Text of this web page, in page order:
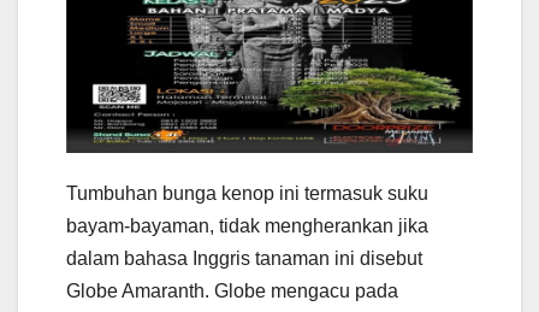
Tumbuhan bunga kenop ini termasuk suku
bayam-bayaman, tidak mengherankan jika
dalam bahasa Inggris tanaman ini disebut
Globe Amaranth. Globe mengacu pada